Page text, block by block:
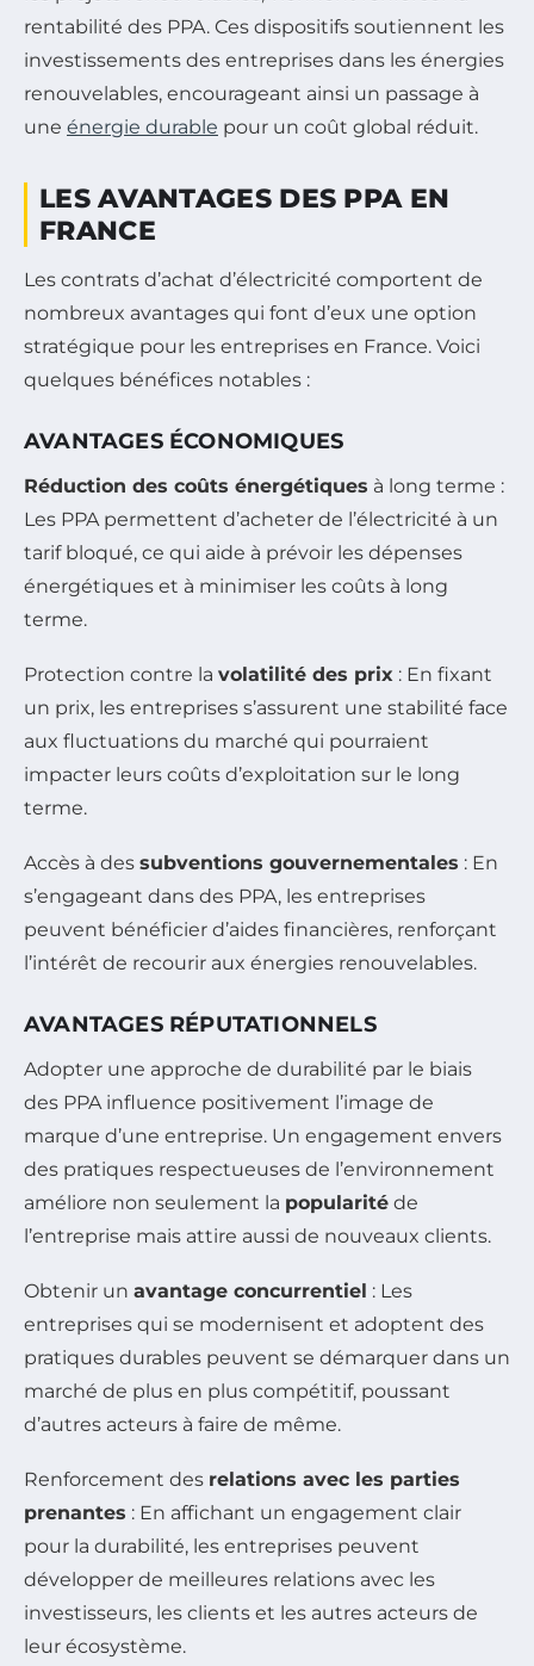
rentabilité des PPA. Ces dispositifs soutiennent les
investissements des entreprises dans les énergies
renouvelables, encourageant ainsi un passage à
une énergie durable pour un coût global réduit.
LES AVANTAGES DES PPA EN
FRANCE
Les contrats d’achat d’électricité comportent de
nombreux avantages qui font d’eux une option
stratégique pour les entreprises en France. Voici
quelques bénéfices notables :
AVANTAGES ÉCONOMIQUES
Réduction des coûts énergétiques à long terme :
Les PPA permettent d’acheter de l’électricité à un
tarif bloqué, ce qui aide à prévoir les dépenses
énergétiques et à minimiser les coûts à long
terme.
Protection contre la volatilité des prix : En fixant
un prix, les entreprises s’assurent une stabilité face
aux fluctuations du marché qui pourraient
impacter leurs coûts d’exploitation sur le long
terme.
Accès à des subventions gouvernementales : En
s’engageant dans des PPA, les entreprises
peuvent bénéficier d’aides financières, renforçant
l’intérêt de recourir aux énergies renouvelables.
AVANTAGES RÉPUTATIONNELS
Adopter une approche de durabilité par le biais
des PPA influence positivement l’image de
marque d’une entreprise. Un engagement envers
des pratiques respectueuses de l’environnement
améliore non seulement la popularité de
l’entreprise mais attire aussi de nouveaux clients.
Obtenir un avantage concurrentiel : Les
entreprises qui se modernisent et adoptent des
pratiques durables peuvent se démarquer dans un
marché de plus en plus compétitif, poussant
d’autres acteurs à faire de même.
Renforcement des relations avec les parties
prenantes : En affichant un engagement clair
pour la durabilité, les entreprises peuvent
développer de meilleures relations avec les
investisseurs, les clients et les autres acteurs de
leur écosystème.